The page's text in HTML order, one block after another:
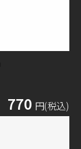
770 円(税込)